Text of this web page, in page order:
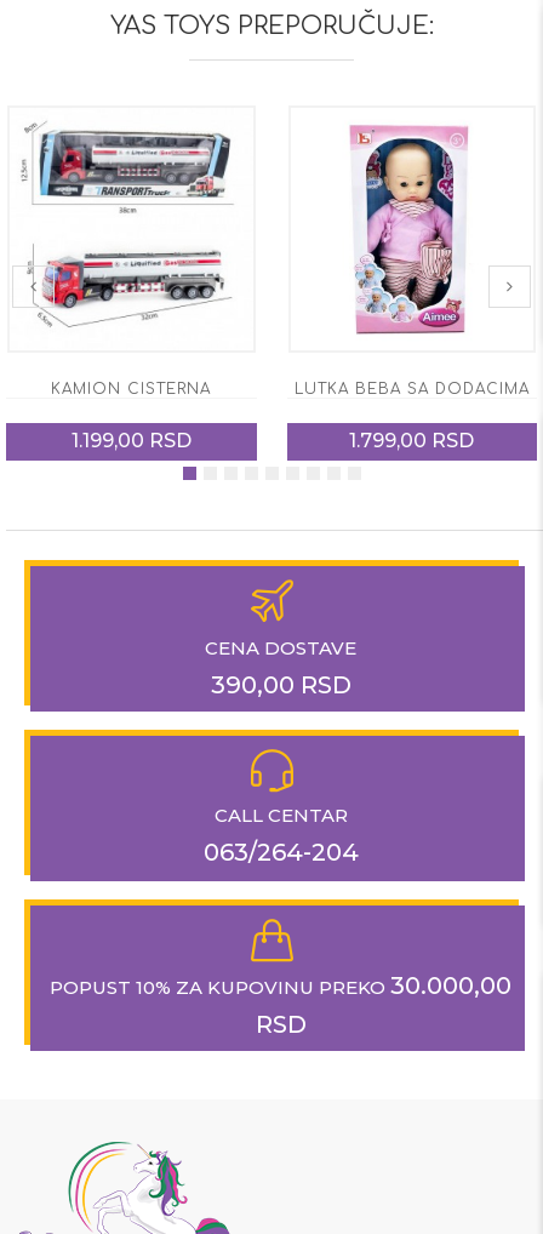
YAS TOYS PREPORUČUJE:
KAMION CISTERNA
1.199,00 RSD
LUTKA BEBA SA DODACIMA
1.799,00 RSD
CENA DOSTAVE
390,00 RSD
CALL CENTAR
063/264-204
POPUST 10% ZA KUPOVINU PREKO 30.000,00
RSD